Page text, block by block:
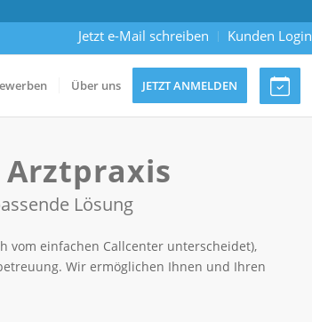
Jetzt e-Mail schreiben Kunden Login
Über uns JETZT ANMELDEN
Lösung
vom einfachen Callcenter unterscheidet),
Wir ermöglichen Ihnen und Ihren